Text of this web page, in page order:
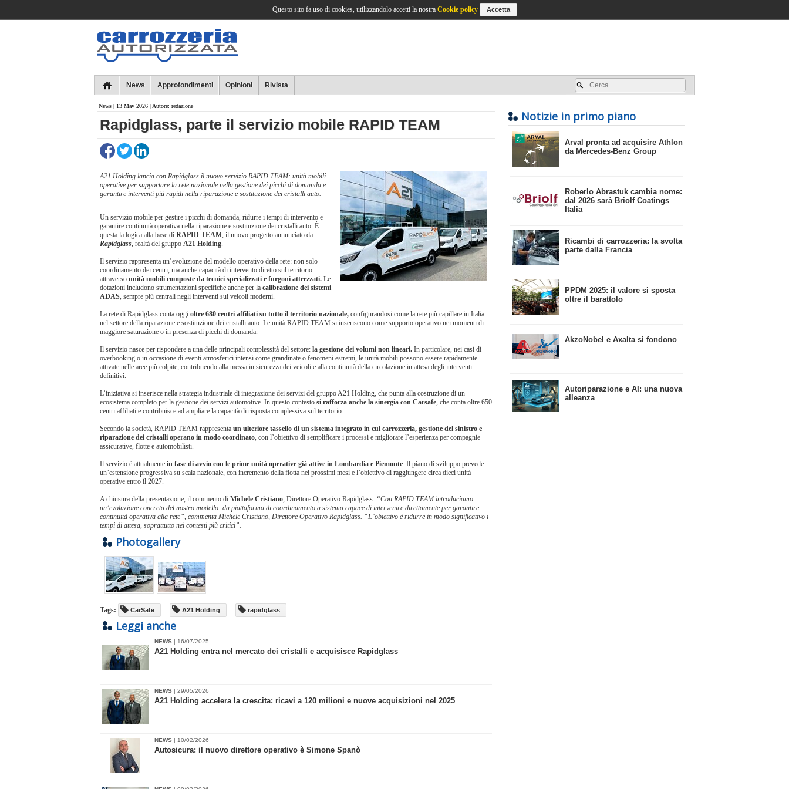
News Approfondimenti Opinioni Rivista
Notizie in primo piano
​Arval pronta ad acquisire Athlon
da Mercedes-Benz Group
​Roberlo Abrastuk cambia nome:
dal 2026 sarà Briolf Coatings
Italia
​Ricambi di carrozzeria: la svolta
parte dalla Francia
​PPDM 2025: il valore si sposta
oltre il barattolo
​AkzoNobel e Axalta si fondono
Autoriparazione e AI: una nuova
alleanza
News | 13 May 2026 | Autore: redazione
Rapidglass, parte il servizio mobile RAPID TEAM
A21 Holding lancia con Rapidglass il nuovo servizio RAPID TEAM: unità mobili
operative per supportare la rete nazionale nella gestione dei picchi di domanda e
garantire interventi più rapidi nella riparazione e sostituzione dei cristalli auto.
Un servizio mobile per gestire i picchi di domanda, ridurre i tempi di intervento e
garantire continuità operativa nella riparazione e sostituzione dei cristalli auto. È
questa la logica alla base di RAPID TEAM, il nuovo progetto annunciato da
Rapidglass, realtà del gruppo A21 Holding.
Il servizio rappresenta un’evoluzione del modello operativo della rete: non solo
coordinamento dei centri, ma anche capacità di intervento diretto sul territorio
attraverso unità mobili composte da tecnici specializzati e furgoni attrezzati. Le
dotazioni includono strumentazioni specifiche anche per la calibrazione dei sistemi
ADAS, sempre più centrali negli interventi sui veicoli moderni.
La rete di Rapidglass conta oggi oltre 680 centri affiliati su tutto il territorio nazionale, configurandosi come la rete più capillare in Italia
nel settore della riparazione e sostituzione dei cristalli auto. Le unità RAPID TEAM si inseriscono come supporto operativo nei momenti di
maggiore saturazione o in presenza di picchi di domanda.
Il servizio nasce per rispondere a una delle principali complessità del settore: la gestione dei volumi non lineari. In particolare, nei casi di
overbooking o in occasione di eventi atmosferici intensi come grandinate o fenomeni estremi, le unità mobili possono essere rapidamente
attivate nelle aree più colpite, contribuendo alla messa in sicurezza dei veicoli e alla continuità della circolazione in attesa degli interventi
definitivi.
L’iniziativa si inserisce nella strategia industriale di integrazione dei servizi del gruppo A21 Holding, che punta alla costruzione di un
ecosistema completo per la gestione dei servizi automotive. In questo contesto si rafforza anche la sinergia con Carsafe, che conta oltre 650
centri affiliati e contribuisce ad ampliare la capacità di risposta complessiva sul territorio.
Secondo la società, RAPID TEAM rappresenta un ulteriore tassello di un sistema integrato in cui carrozzeria, gestione del sinistro e
riparazione dei cristalli operano in modo coordinato, con l’obiettivo di semplificare i processi e migliorare l’esperienza per compagnie
assicurative, flotte e automobilisti.
Il servizio è attualmente in fase di avvio con le prime unità operative già attive in Lombardia e Piemonte. Il piano di sviluppo prevede
un’estensione progressiva su scala nazionale, con incremento della flotta nei prossimi mesi e l’obiettivo di raggiungere circa dieci unità
operative entro il 2027.
A chiusura della presentazione, il commento di Michele Cristiano, Direttore Operativo Rapidglass: “Con RAPID TEAM introduciamo
un’evoluzione concreta del nostro modello: da piattaforma di coordinamento a sistema capace di intervenire direttamente per garantire
continuità operativa alla rete”, commenta Michele Cristiano, Direttore Operativo Rapidglass. “L’obiettivo è ridurre in modo significativo i
tempi di attesa, soprattutto nei contesti più critici”.
Photogallery
Tags: CarSafe A21 Holding rapidglass
Leggi anche
NEWS | 16/07/2025
​A21 Holding entra nel mercato dei cristalli e acquisisce Rapidglass
NEWS | 29/05/2026
​A21 Holding accelera la crescita: ricavi a 120 milioni e nuove acquisizioni nel 2025
NEWS | 10/02/2026
Autosicura: il nuovo direttore operativo è Simone Spanò
Questo sito fa uso di cookies, utilizzandolo accetti la nostra Cookie policy Accetta